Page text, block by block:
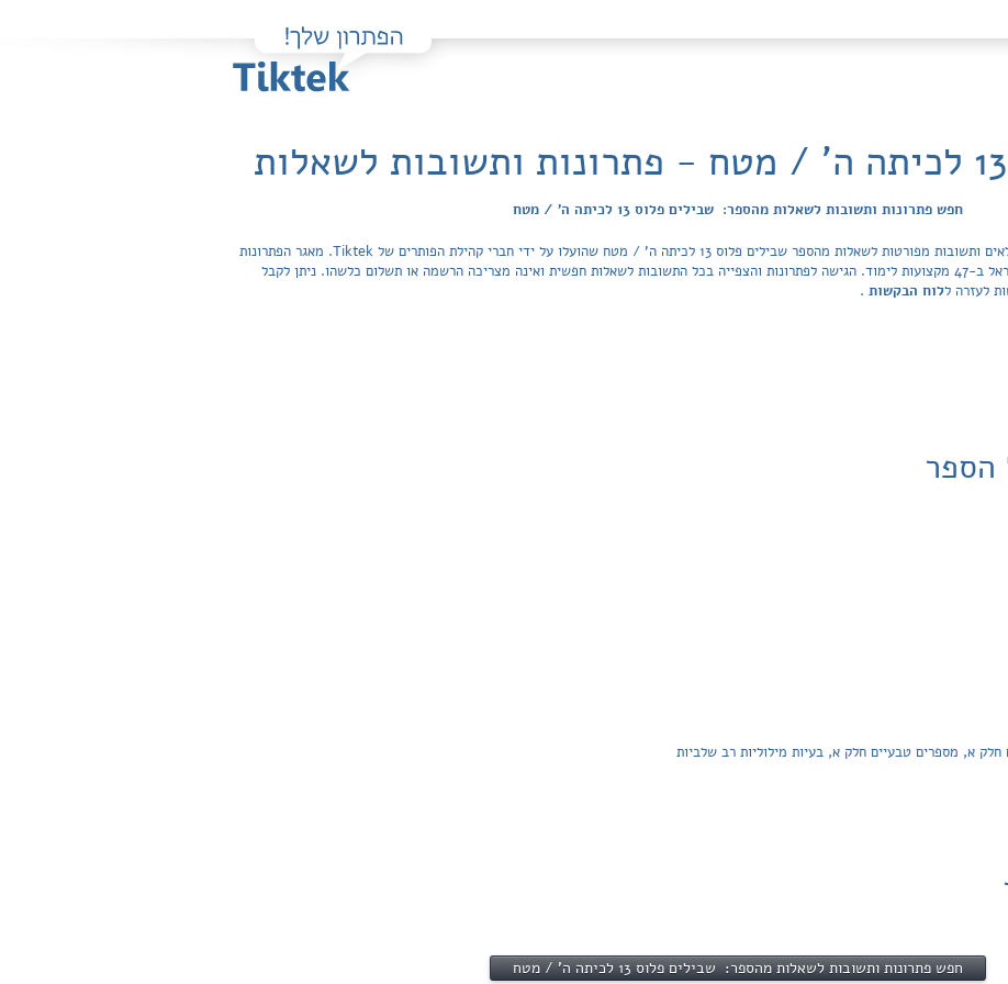
חפש פתרונות ותשובות לשאלות מהספר: שבילים פלוס 13 לכיתה ה' / מטח
פה תוכלו למצוא בקלות ובחינם פתרונות מלאים ותשובות מפורטות לשאלות מהספר שבילים פלוס 13 לכיתה ה' / מטח שהועלו על ידי חברי קהילת הפותרים של Tiktek. מאגר הפתרונות
מכסה את כל ספרי הלימוד ובתי הספר בישראל ב-47 מקצועות לימוד. הגישה לפתרונות והצפייה בכל התשובות לשאלות חפשית ואינה מצריכה הרשמה או תשלום כלשהו. ניתן לקבל
לעזרה ללוח הבקשות .
הספר
חפש פתרונות ותשובות לשאלות מהספר: שבילים פלוס 13 לכיתה ה' / מטח